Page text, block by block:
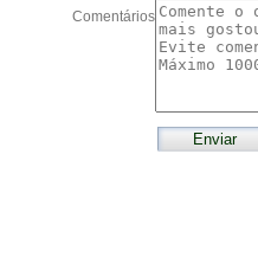
Comentários